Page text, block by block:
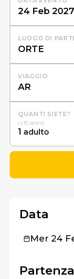
LUOGO DI
VIAGGIO
QUANTI SIETE?
(+15 anni)
1 adulto
Data
Mer 24